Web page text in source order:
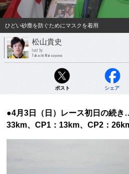
ひどい砂塵を防ぐためにマスクを着用
松山貴史
text by
Takashi Matsuyama
ポスト シェア
●4月3日（日）レース初日の続
33km、CP1：13km、CP2：